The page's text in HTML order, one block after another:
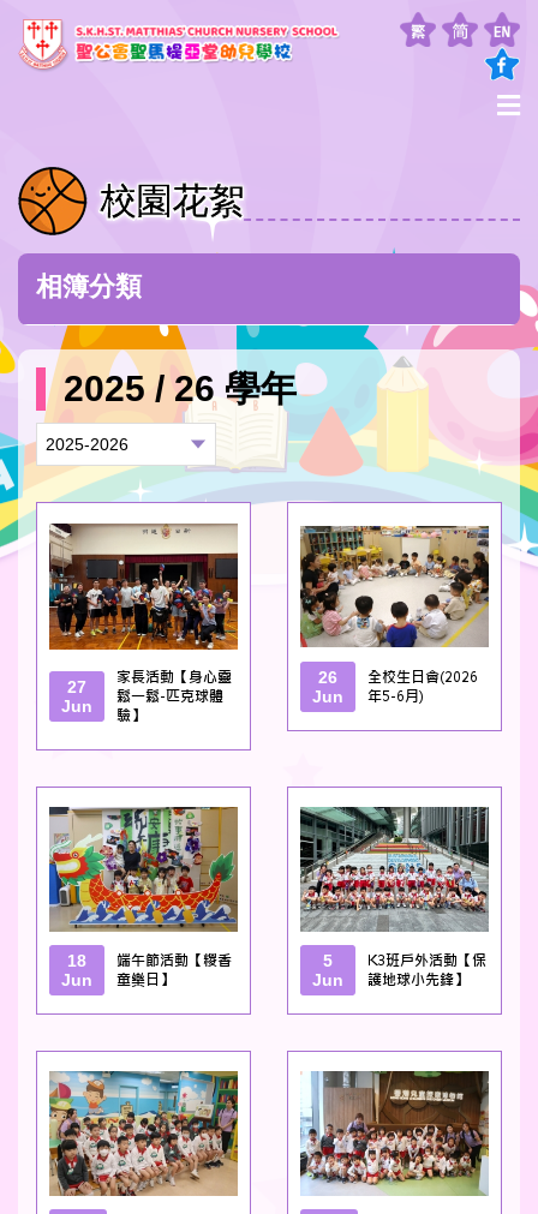
校園花絮
相簿分類
2025 / 26 學年
27
Jun
家長活動【身心靈
鬆一鬆-匹克球體
驗】
26
Jun
全校生日會(2026
年5-6月)
18
Jun
端午節活動【糉香
童樂日】
5
Jun
K3班戶外活動【保
護地球小先鋒】